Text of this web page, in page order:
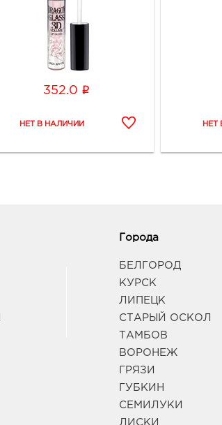
352.0 i
Города
БЕЛГОРОД
КУРСК
ЛИПЕЦК
СТАРЫЙ ОСКОЛ
ТАМБОВ
ВОРОНЕЖ
ГРЯЗИ
ГУБКИН
СЕМИЛУКИ
ЛИСКИ